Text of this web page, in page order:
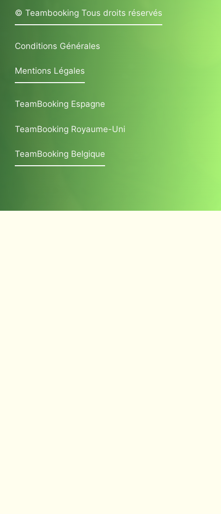
© Teambooking Tous droits réservés
Conditions Générales
Mentions Légales
TeamBooking Espagne
TeamBooking Royaume-Uni
TeamBooking Belgique